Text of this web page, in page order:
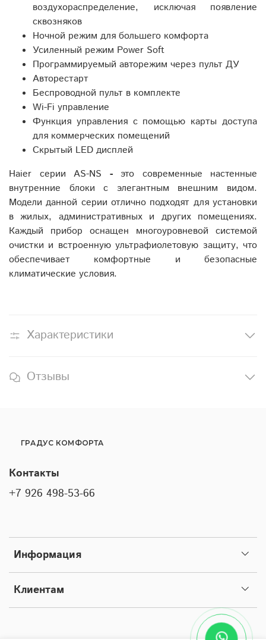
воздухораспределение, исключая появление
сквозняков
Ночной режим для большего комфорта
Усиленный режим Power Soft
Программируемый авторежим через пульт ДУ
Авторестарт
Беспроводной пульт в комплекте
Wi-Fi управление
Функция управления с помощью карты доступа
для коммерческих помещений
Скрытый LED дисплей
Haier серии AS-NS - это современные настенные
внутренние блоки с элегантным внешним видом.
Модели данной серии отлично подходят для установки
в жилых, административных и других помещениях.
Каждый прибор оснащен многоуровневой системой
очистки и встроенную ультрафиолетовую защиту, что
обеспечивает комфортные и безопасные
климатические условия.
Характеристики
Отзывы
ГРАДУС КОМФОРТА
Информация
Клиентам
Контакты
+7 926 498-53-66